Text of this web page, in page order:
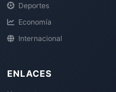
Deportes
Economía
Internacional
ENLACES